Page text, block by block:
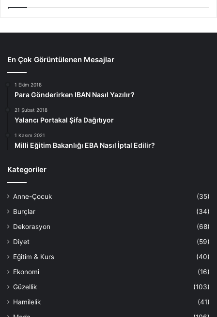
En Çok Görüntülenen Mesajlar
1 Ekim 2018
Para Gönderirken IBAN Nasıl Yazılır?
21 Şubat 2018
Yalancı Portakal Şifa Dağıtıyor
1 Kasım 2021
Milli Eğitim Bakanlığı EBA Nasıl İptal Edilir?
Kategoriler
Anne-Çocuk
(35)
Burçlar
(34)
Dekorasyon
(68)
Diyet
(59)
Eğitim & Kurs
(40)
Ekonomi
(16)
Güzellik
(103)
Hamilelik
(41)